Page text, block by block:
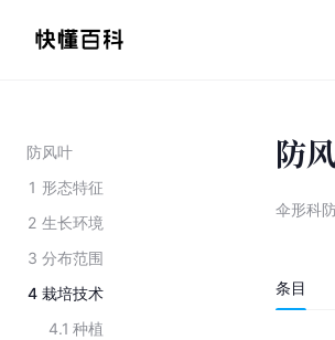
防风叶
1 形态特征
2 生长环境
3 分布范围
4 栽培技术
4.1 种植
防
伞形科
条目